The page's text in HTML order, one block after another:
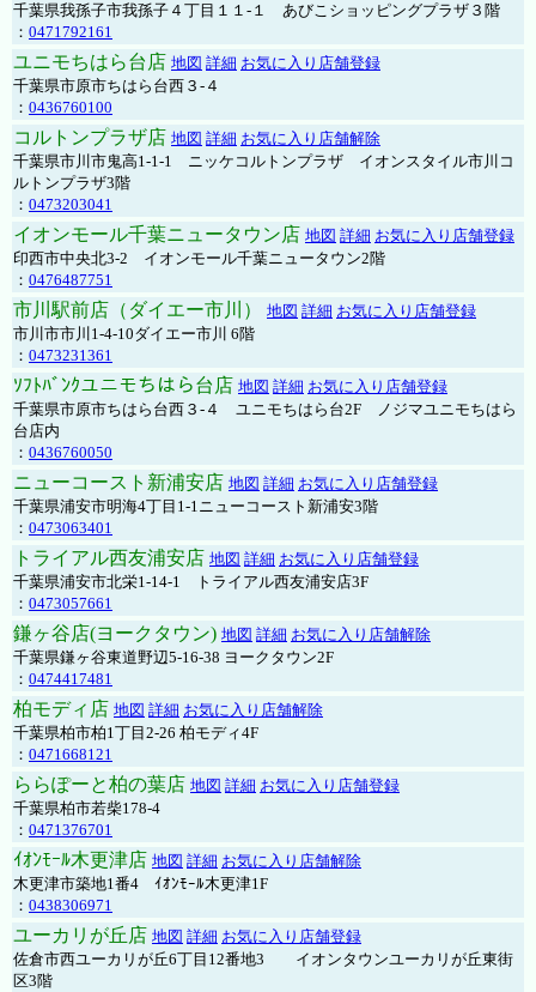
千葉県我孫子市我孫子４丁目１１-１ あびこショッピングプラザ３階
： 0471792161
ユニモちはら台店 地図 詳細 お気に入り店舗登録
千葉県市原市ちはら台西３-４
： 0436760100
コルトンプラザ店 地図 詳細 お気に入り店舗解除
千葉県市川市鬼高1-1-1 ニッケコルトンプラザ イオンスタイル市川コ
ルトンプラザ3階
： 0473203041
イオンモール千葉ニュータウン店 地図 詳細 お気に入り店舗登録
印西市中央北3-2 イオンモール千葉ニュータウン2階
： 0476487751
市川駅前店（ダイエー市川） 地図 詳細 お気に入り店舗登録
市川市市川1-4-10ダイエー市川 6階
： 0473231361
ｿﾌﾄﾊﾞﾝｸユニモちはら台店 地図 詳細 お気に入り店舗登録
千葉県市原市ちはら台西３-４ ユニモちはら台2F ノジマユニモちはら
台店内
： 0436760050
ニューコースト新浦安店 地図 詳細 お気に入り店舗登録
千葉県浦安市明海4丁目1-1ニューコースト新浦安3階
： 0473063401
トライアル西友浦安店 地図 詳細 お気に入り店舗登録
千葉県浦安市北栄1-14-1 トライアル西友浦安店3F
： 0473057661
鎌ヶ谷店(ヨークタウン) 地図 詳細 お気に入り店舗解除
千葉県鎌ヶ谷東道野辺5-16-38 ヨークタウン2F
： 0474417481
柏モディ店 地図 詳細 お気に入り店舗解除
千葉県柏市柏1丁目2-26 柏モディ4F
： 0471668121
ららぽーと柏の葉店 地図 詳細 お気に入り店舗登録
千葉県柏市若柴178-4
： 0471376701
ｲｵﾝﾓｰﾙ木更津店 地図 詳細 お気に入り店舗解除
木更津市築地1番4 ｲｵﾝﾓｰﾙ木更津1F
： 0438306971
ユーカリが丘店 地図 詳細 お気に入り店舗登録
佐倉市西ユーカリが丘6丁目12番地3 イオンタウンユーカリが丘東街
区3階